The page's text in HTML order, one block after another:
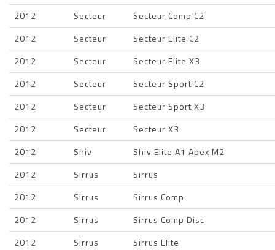
2012
Secteur
Secteur Comp C2
2012
Secteur
Secteur Elite C2
2012
Secteur
Secteur Elite X3
2012
Secteur
Secteur Sport C2
2012
Secteur
Secteur Sport X3
2012
Secteur
Secteur X3
2012
Shiv
Shiv Elite A1 Apex M2
2012
Sirrus
Sirrus
2012
Sirrus
Sirrus Comp
2012
Sirrus
Sirrus Comp Disc
2012
Sirrus
Sirrus Elite